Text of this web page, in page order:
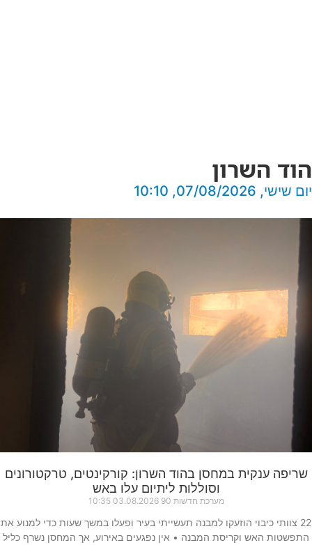
הוד השרון
יום שישי, 07/08/2026, 10:10
שריפה ענקית במחסן בהוד השרון: קורקינטים, טרקטורונים
וסוללות ליתיום עלו באש
מערכת חדשות 90 03.08.2026
10:35
22 צוותי כיבוי הוזעקו למבנה תעשייתי בעיר ופעלו במשך שעות כדי למנוע את
התפשטות האש וקריסת המבנה • אין נפגעים באירוע, אך המחסן נשרף כליל